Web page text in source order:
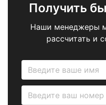
Получить
Наши менеджеры
рассчитать и